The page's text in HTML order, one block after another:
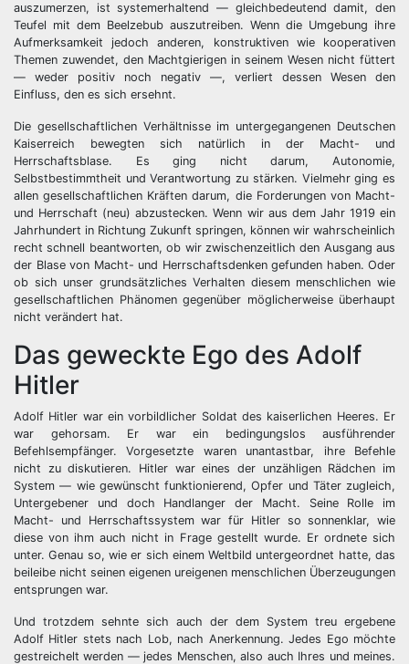
auszumerzen, ist systemerhaltend — gleichbedeutend damit, den
Teufel mit dem Beelzebub auszutreiben. Wenn die Umgebung ihre
Aufmerksamkeit jedoch anderen, konstruktiven wie kooperativen
Themen zuwendet, den Machtgierigen in seinem Wesen nicht füttert
— weder positiv noch negativ —, verliert dessen Wesen den
Einfluss, den es sich ersehnt.
Die gesellschaftlichen Verhältnisse im untergegangenen Deutschen
Kaiserreich bewegten sich natürlich in der Macht- und
Herrschaftsblase. Es ging nicht darum, Autonomie,
Selbstbestimmtheit und Verantwortung zu stärken. Vielmehr ging es
allen gesellschaftlichen Kräften darum, die Forderungen von Macht-
und Herrschaft (neu) abzustecken. Wenn wir aus dem Jahr 1919 ein
Jahrhundert in Richtung Zukunft springen, können wir wahrscheinlich
recht schnell beantworten, ob wir zwischenzeitlich den Ausgang aus
der Blase von Macht- und Herrschaftsdenken gefunden haben. Oder
ob sich unser grundsätzliches Verhalten diesem menschlichen wie
gesellschaftlichen Phänomen gegenüber möglicherweise überhaupt
nicht verändert hat.
Das geweckte Ego des Adolf
Hitler
Adolf Hitler war ein vorbildlicher Soldat des kaiserlichen Heeres. Er
war gehorsam. Er war ein bedingungslos ausführender
Befehlsempfänger. Vorgesetzte waren unantastbar, ihre Befehle
nicht zu diskutieren. Hitler war eines der unzähligen Rädchen im
System — wie gewünscht funktionierend, Opfer und Täter zugleich,
Untergebener und doch Handlanger der Macht. Seine Rolle im
Macht- und Herrschaftssystem war für Hitler so sonnenklar, wie
diese von ihm auch nicht in Frage gestellt wurde. Er ordnete sich
unter. Genau so, wie er sich einem Weltbild untergeordnet hatte, das
beileibe nicht seinen eigenen ureigenen menschlichen Überzeugungen
entsprungen war.
Und trotzdem sehnte sich auch der dem System treu ergebene
Adolf Hitler stets nach Lob, nach Anerkennung. Jedes Ego möchte
gestreichelt werden — jedes Menschen, also auch Ihres und meines.